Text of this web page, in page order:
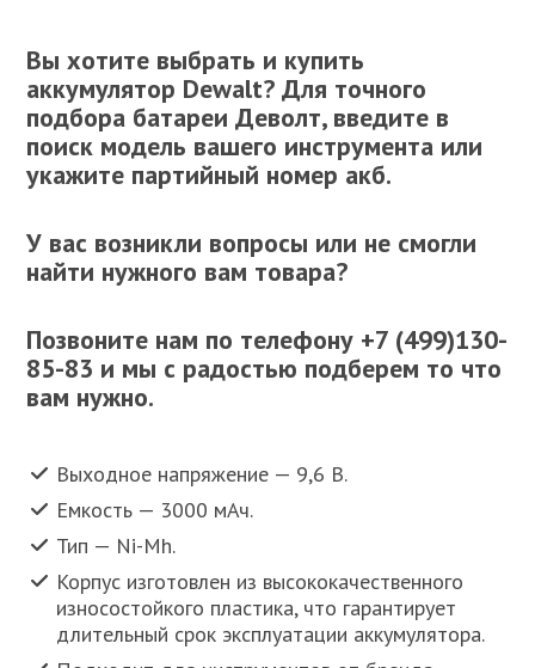
Вы хотите выбрать и купить
аккумулятор Dewalt? Для точного
подбора батареи Деволт, введите в
поиск модель вашего инструмента или
укажите партийный номер акб.
У вас возникли вопросы или не смогли
найти нужного вам товара?
Позвоните нам по телефону +7 (499)130-
85-83 и мы с радостью подберем то что
вам нужно.
Выходное напряжение — 9,6 В.
Емкость — 3000 мАч.
Тип — Ni-Mh.
Корпус изготовлен из высококачественного
износостойкого пластика, что гарантирует
длительный срок эксплуатации аккумулятора.